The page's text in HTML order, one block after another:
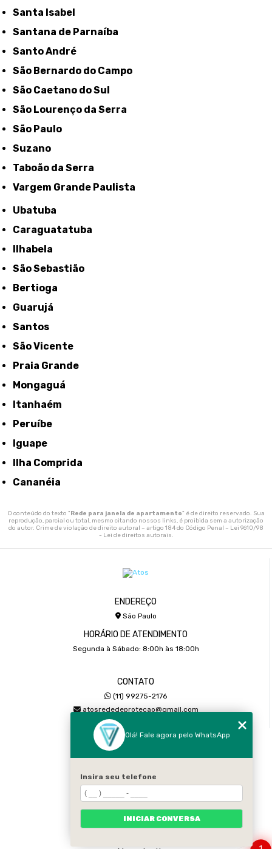
Santa Isabel
Santana de Parnaíba
Santo André
São Bernardo do Campo
São Caetano do Sul
São Lourenço da Serra
São Paulo
Suzano
Taboão da Serra
Vargem Grande Paulista
Ubatuba
Caraguatatuba
Ilhabela
São Sebastião
Bertioga
Guarujá
Santos
São Vicente
Praia Grande
Mongaguá
Itanhaém
Peruíbe
Iguape
Ilha Comprida
Cananéia
O conteúdo do texto " Rede para janela de apartamento" é de direito reservado. Sua
reprodução, parcial ou total, mesmo citando nossos links, é proibida sem a autorização
do autor. Crime de violação de direito autoral – artigo 184 do Código Penal – Lei 9610/98
- Lei de direitos autorais.
ENDEREÇO
São Paulo
HORÁRIO DE ATENDIMENTO
Segunda à Sábado: 8:00h às 18:00h
CONTATO
(11) 99275-2176
atosrededeprotecao@gmail.com
Home
Sobre
Galeria
Contato
Olá! Fale agora pelo WhatsApp
Insira seu telefone
INICIAR CONVERSA